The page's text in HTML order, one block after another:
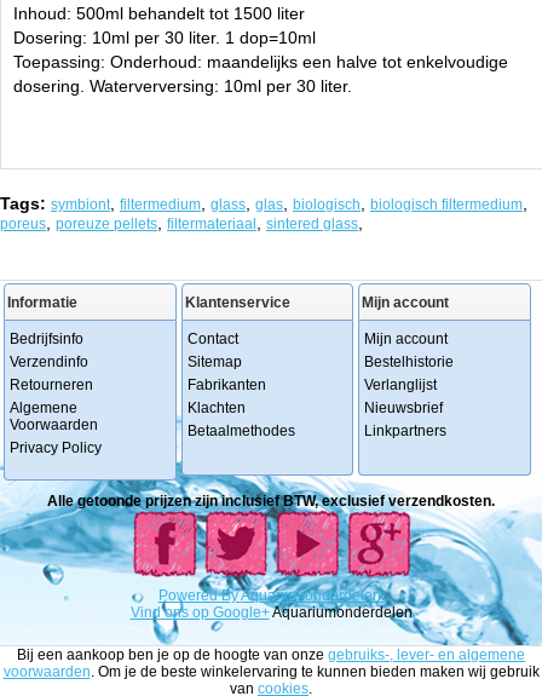
Inhoud: 500ml behandelt tot 1500 liter
Dosering: 10ml per 30 liter. 1 dop=10ml
Toepassing: Onderhoud: maandelijks een halve tot enkelvoudige
dosering. Waterverversing: 10ml per 30 liter.
Tags: symbiont filtermedium glass glas biologisch biologisch filtermedium
poreus poreuze pellets filtermateriaal sintered glass
Informatie
Bedrijfsinfo
Verzendinfo
Retourneren
Algemene
Voorwaarden
Privacy Policy
Klantenservice
Contact
Sitemap
Fabrikanten
Klachten
Betaalmethodes
Mijn account
Mijn account
Bestelhistorie
Verlanglijst
Nieuwsbrief
Linkpartners
Alle getoonde prijzen zijn inclusief BTW, exclusief verzendkosten.
PoweredByAquariumonderdelen.
Vind ons op Google+Aquariumonderdelen
Bij een aankoop ben je op de hoogte van onze gebruiks-, lever- en algemene
voorwaarden. Om je de beste winkelervaring te kunnen bieden maken wij gebruik
van cookies.